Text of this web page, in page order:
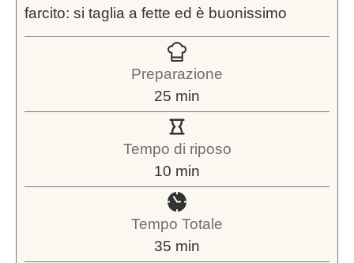
farcito: si taglia a fette ed è buonissimo
Preparazione
25 minuti
min
Tempo di riposo
10 minuti
min
Tempo Totale
35 minuti
min